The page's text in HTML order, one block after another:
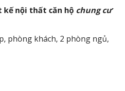
kế nội thất căn hộ chung cư
phòng khách, 2 phòng ngủ,